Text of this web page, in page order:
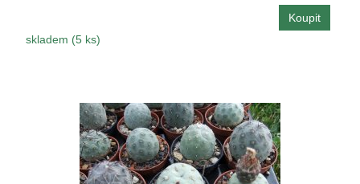
skladem (5 ks)